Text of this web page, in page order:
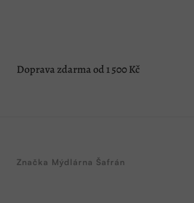
Doprava zdarma od 1 500 Kč
Značka Mýdlárna Šafrán